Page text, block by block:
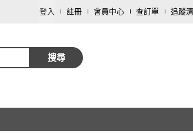
登入 註冊 會員中心 查訂單 追蹤
搜尋